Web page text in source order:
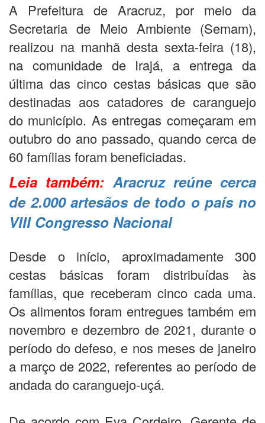
A Prefeitura de Aracruz, por meio da
Secretaria de Meio Ambiente (Semam),
realizou na manhã desta sexta-feira (18),
na comunidade de Irajá, a entrega da
última das cinco cestas básicas que são
destinadas aos catadores de caranguejo
do município. As entregas começaram em
outubro do ano passado, quando cerca de
60 famílias foram beneficiadas.
Leia também: Aracruz reúne cerca
de 2.000 artesãos de todo o país no
VIII Congresso Nacional
Desde o início, aproximadamente 300
cestas básicas foram distribuídas às
famílias, que receberam cinco cada uma.
Os alimentos foram entregues também em
novembro e dezembro de 2021, durante o
período do defeso, e nos meses de janeiro
a março de 2022, referentes ao período de
andada do caranguejo-uçá.